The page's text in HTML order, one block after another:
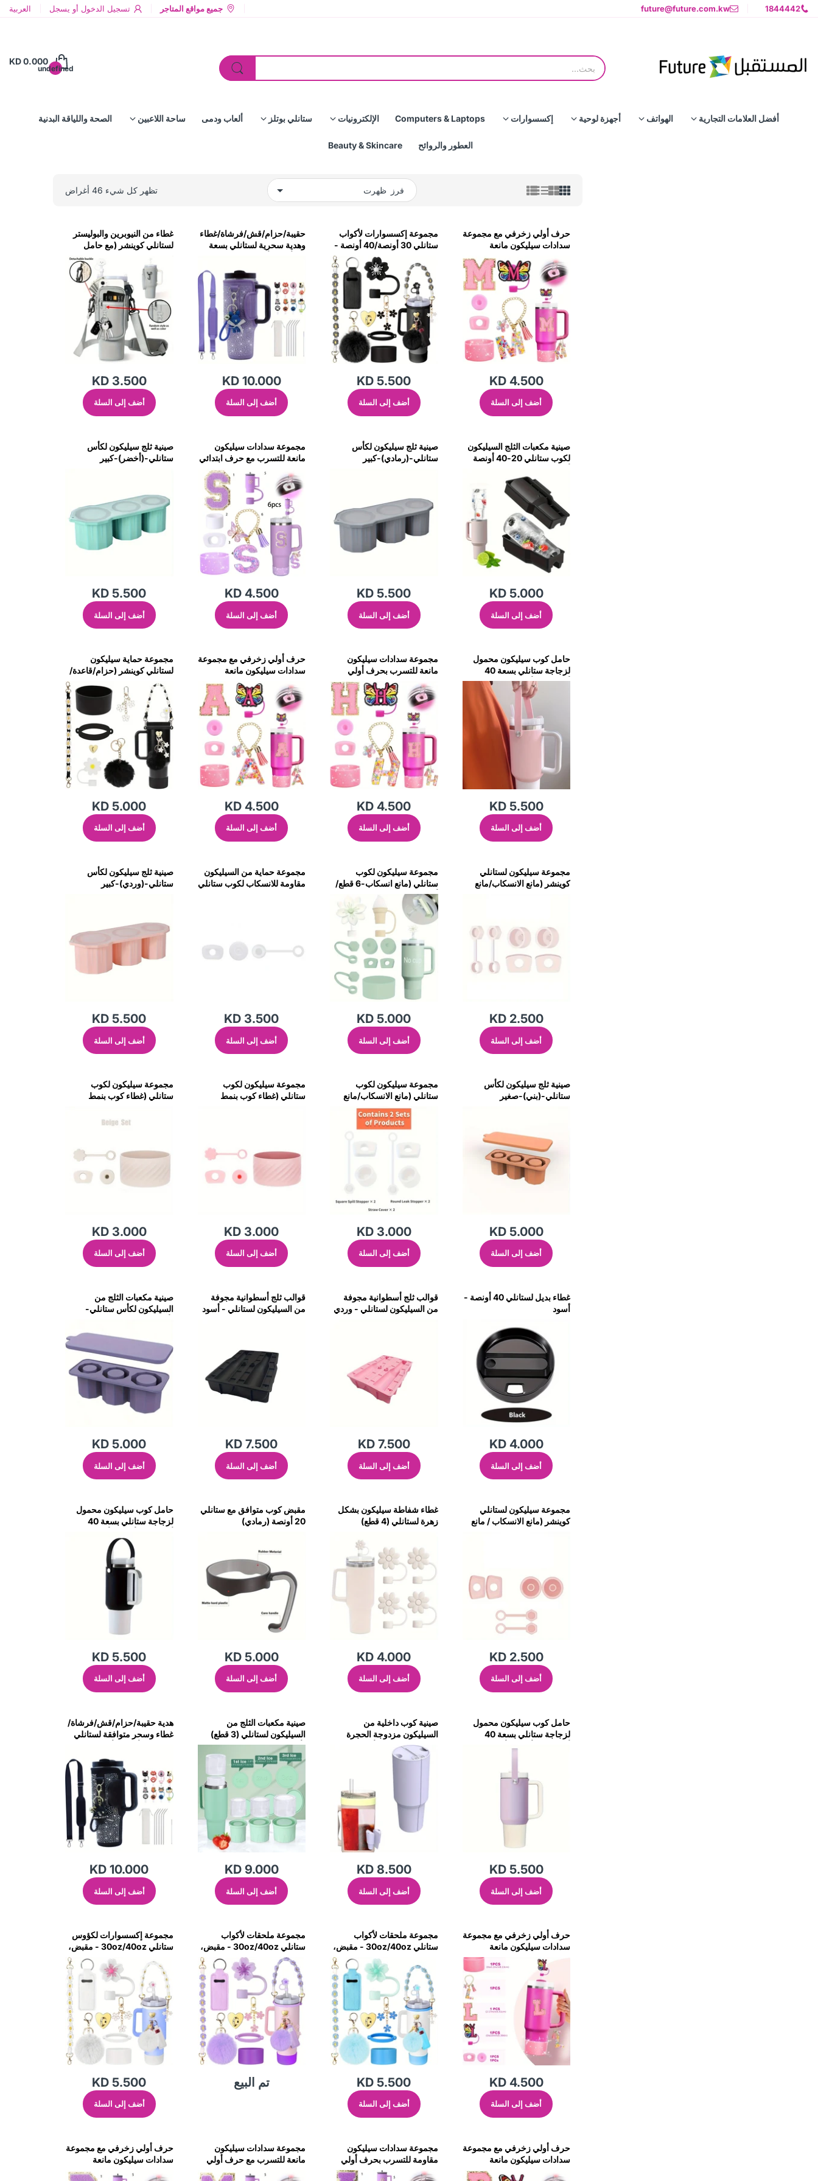
1844442
future@future.com.kw جميع مواقع المتاجر تسجيل الدخول أو يسجل العربية
undefined
KD 0.000
أفضل العلامات التجارية الهواتف أجهزة لوحية إكسسوارات Computers & Laptops الإلكترونيات ستانلي بوتلز ألعاب ودمى ساحة اللاعبين الصحة واللياقة البدنية
العطور والروائح Beauty & Skincare
فرز تظهر كل شيء 46 أغراض
حرف أولي زخرفي مع مجموعة
سدادات سيليكون مانعة
للتسرب لأكواب ستانلي - وردي
- م
KD 4.500
أضف إلى السلة
مجموعة إكسسوارات لأكواب
ستانلي 30 أونصة/40 أونصة -
مقبض، غطاء، زينة، غطاء و
حزام - أسود
KD 5.500
أضف إلى السلة
حقيبة/حزام/قش/فرشاة/غطاء
وهدية سحرية لستانلي بسعة
KD 10.000
أضف إلى السلة
غطاء من النيوبرين والبوليستر
لستانلي كوينشر (مع حامل
للهاتف/المفاتيح/البطاقات)-
رمادي فضي
KD 3.500
أضف إلى السلة
صينية مكعبات الثلج السيليكون
لكوب ستانلي 20-40 أونصة
KD 5.000
أضف إلى السلة
صينية ثلج سيليكون لكأس
ستانلي-(رمادي)-كبير
KD 5.500
أضف إلى السلة
مجموعة سدادات سيليكون
مانعة للتسرب مع حرف ابتدائي
زخرفي لأكواب ستانلي -
أرجواني - S
KD 4.500
أضف إلى السلة
صينية ثلج سيليكون لكأس
ستانلي-(أخضر)-كبير
KD 5.500
أضف إلى السلة
حامل كوب سيليكون محمول
لزجاجة ستانلي بسعة 40
أونصة/30 أونصة (وردي)
KD 5.500
أضف إلى السلة
مجموعة سدادات سيليكون
مانعة للتسرب بحرف أولي
زخرفي لأكواب ستانلي - وردي
- H
KD 4.500
أضف إلى السلة
حرف أولي زخرفي مع مجموعة
سدادات سيليكون مانعة
للتسرب لأكواب ستانلي - وردي
- A
KD 4.500
أضف إلى السلة
مجموعة حماية سيليكون
لستانلي كوينشر (حزام/قاعدة/
أسود
KD 5.000
أضف إلى السلة
مجموعة سيليكون لستانلي
كوينشر (مانع الانسكاب/مانع
KD 2.500
أضف إلى السلة
مجموعة سيليكون لكوب
ستانلي (مانع انسكاب-6 قطع/
أخضر ماتشا
KD 5.000
أضف إلى السلة
مجموعة حماية من السيليكون
مقاومة للانسكاب لكوب ستانلي
KD 3.500
أضف إلى السلة
صينية ثلج سيليكون لكأس
ستانلي-(وردي)-كبير
KD 5.500
أضف إلى السلة
صينية ثلج سيليكون لكأس
ستانلي-(بني)-صغير
KD 5.000
أضف إلى السلة
مجموعة سيليكون لكوب
ستانلي (مانع الانسكاب/مانع
التسرب/غطاء القش-
قطعتين)-أبيض
KD 3.000
أضف إلى السلة
مجموعة سيليكون لكوب
ستانلي (غطاء كوب بنمط
KD 3.000
أضف إلى السلة
مجموعة سيليكون لكوب
ستانلي (غطاء كوب بنمط
KD 3.000
أضف إلى السلة
غطاء بديل لستانلي 40 أونصة -
أسود
KD 4.000
أضف إلى السلة
قوالب ثلج أسطوانية مجوفة
من السيليكون لستانلي - وردي
KD 7.500
أضف إلى السلة
قوالب ثلج أسطوانية مجوفة
من السيليكون لستانلي - أسود
KD 7.500
أضف إلى السلة
صينية مكعبات الثلج من
السيليكون لكأس ستانلي-
KD 5.000
أضف إلى السلة
مجموعة سيليكون لستانلي
كوينشر (مانع الانسكاب / مانع
KD 2.500
أضف إلى السلة
غطاء شفاطة سيليكون بشكل
زهرة لستانلي (4 قطع)
KD 4.000
أضف إلى السلة
مقبض كوب متوافق مع ستانلي
20 أونصة (رمادي)
KD 5.000
أضف إلى السلة
حامل كوب سيليكون محمول
لزجاجة ستانلي بسعة 40
KD 5.500
أضف إلى السلة
حامل كوب سيليكون محمول
لزجاجة ستانلي بسعة 40
KD 5.500
أضف إلى السلة
صينية كوب داخلية من
السيليكون مزدوجة الحجرة
(أرجواني)
KD 8.500
أضف إلى السلة
صينية مكعبات الثلج من
السيليكون لستانلي (3 قطع)
(أخضر)
KD 9.000
أضف إلى السلة
هدية حقيبة/حزام/قش/فرشاة/
غطاء وسحر متوافقة لستانلي
KD 10.000
أضف إلى السلة
حرف أولي زخرفي مع مجموعة
سدادات سيليكون مانعة
للتسرب لأكواب ستانلي - وردي
KD 4.500
أضف إلى السلة
مجموعة ملحقات لأكواب
ستانلي 30oz/40oz - مقبض،
قاعدة، زخارف، غطاء وحزام -
أزرق
KD 5.500
أضف إلى السلة
مجموعة ملحقات لأكواب
ستانلي 30oz/40oz - مقبض،
غطاء، زينة، غطاء و حزام -
بنفسجي
تم البيع
مجموعة إكسسوارات لكؤوس
ستانلي 30oz/40oz - مقبض،
غطاء، زينة، غطاء و حزام -
أبيض
KD 5.500
أضف إلى السلة
حرف أولي زخرفي مع مجموعة
سدادات سيليكون مانعة
للتسرب لأكواب ستانلي - وردي
مجموعة سدادات سيليكون
مقاومة للتسرب بحرف أولي
زخرفي لأكواب ستانلي -
مجموعة سدادات سيليكون
مانعة للتسرب مع حرف أولي
زخرفي لأكواب ستانلي -
حرف أولي زخرفي مع مجموعة
سدادات سيليكون مانعة
للتسرب لأكواب ستانلي -